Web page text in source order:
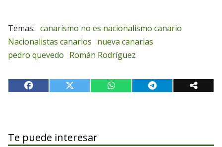
canarismo no es nacionalismo canario
Nacionalistas canarios nueva canarias
pedro quevedo Román Rodríguez
Te puede interesar